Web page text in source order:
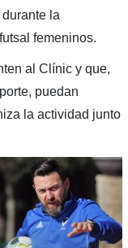
la
femeninos.
al Clínic y que,
puedan
la actividad junto